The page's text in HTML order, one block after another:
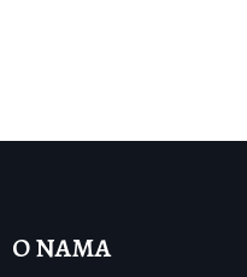
O NAMA